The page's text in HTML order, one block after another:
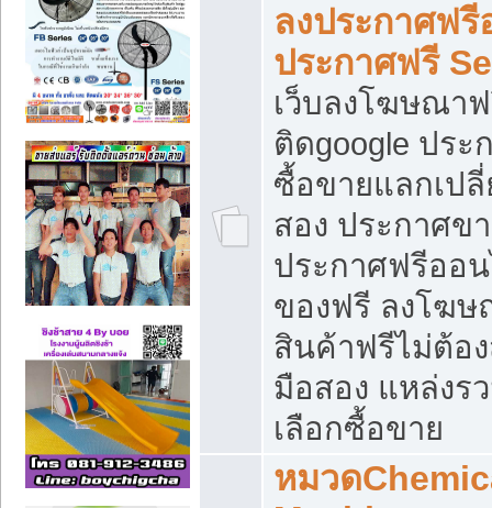
ลงประกาศฟ
ประกาศฟรี
เว็บลงโฆษณา
ติดgoogle ปร
ซื้อขายแลกเป
สอง ประกาศข
ประกาศฟรีออ
ของฟรี ลงโฆ
สินค้าฟรีไม่ต้อ
มือสอง แหล่งร
เลือกซื้อขาย
หมวด